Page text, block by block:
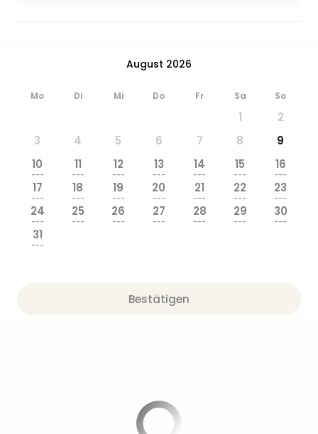
August 2026
Mo Di Mi Do Fr Sa So
1
2
3
4 5 6 7 8
9
10
---
11
---
12
---
13
---
14
---
15
---
16
---
17
---
18
---
19
---
20
---
21
---
22
---
23
---
24
---
25
---
26
---
27
---
28
---
29
---
30
---
31
---
Bestätigen